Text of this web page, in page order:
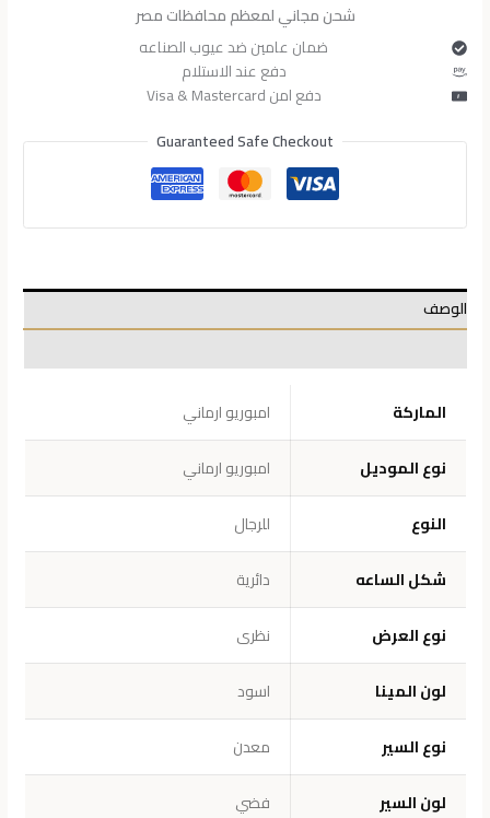
شحن مجاني لمعظم محافظات مصر
ضمان عامين ضد عيوب الصناعه
دفع عند الاستلام
دفع امن Visa & Mastercard
Guaranteed Safe Checkout
الوصف
الماركة
امبوريو ارماني
نوع الموديل
امبوريو ارماني
النوع
للرجال
شكل الساعه
دائرية
نوع العرض
نظرى
لون المينا
اسود
نوع السير
معدن
لون السير
فضي